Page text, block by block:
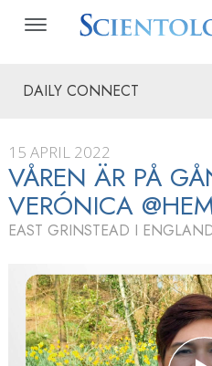
DAILY CONNECT
15 APRIL 2022
VÅREN ÄR PÅ
VERÓNICA
EAST GRINSTEAD I